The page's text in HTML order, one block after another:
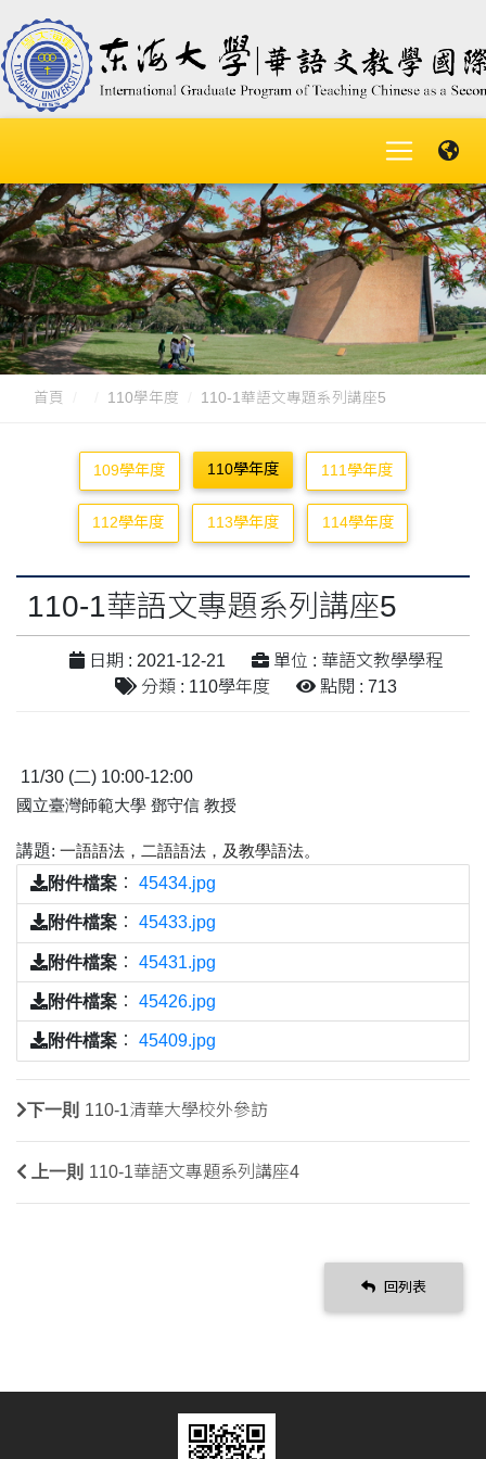
首頁 110學年度 110-1華語文專題系列講座5
109學年度 110學年度 111學年度
112學年度 113學年度 114學年度
110-1華語文專題系列講座5
日期 : 2021-12-21
單位 : 華語文教學學程
分類 : 110學年度
點閱 : 713
11/30 (二) 10:00-12:00
國立臺灣師範大學 鄧守信 教授
講題: 一語語法，二語語法，及教學語法。
附件檔案 ： 45434.jpg
附件檔案 ： 45433.jpg
附件檔案 ： 45431.jpg
附件檔案 ： 45426.jpg
附件檔案 ： 45409.jpg
下一則 110-1清華大學校外參訪
上一則 110-1華語文專題系列講座4
回列表